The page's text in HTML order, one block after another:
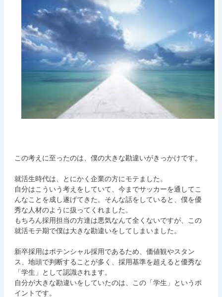
この考えに至ったのは、僕の大きな勘違いがきっかけです。
就活生時代は、とにかく企業の方にモテました。
自分はこういう考えをしていて、今までサッカーを通してこ
んなことを成し遂げてきた。そんな話をしていると、僕を優
秀な人材のように扱ってくれました。
もちろん採用担当の方達は悪気なんて全くないですが、この
就活モテ期で僕は大きな勘違いをしてしまいました。
新卒採用はポテンシャル採用であるため、価値観やスタン
ス、地頭で判断することが多く、採用基準を超えると優秀な
「学生」として認識されます。
自分が大きな勘違いをしていたのは、この「学生」というポ
イントです。